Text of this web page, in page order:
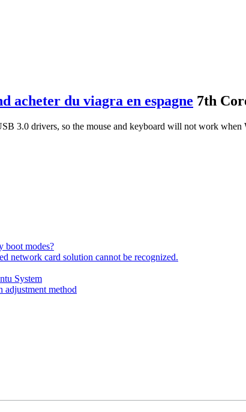
acheter du viagra en espagne 7th
3.0 drivers, so the mouse and keyboard will not work
boot modes?
network card solution cannot be recognized.
System
adjustment method